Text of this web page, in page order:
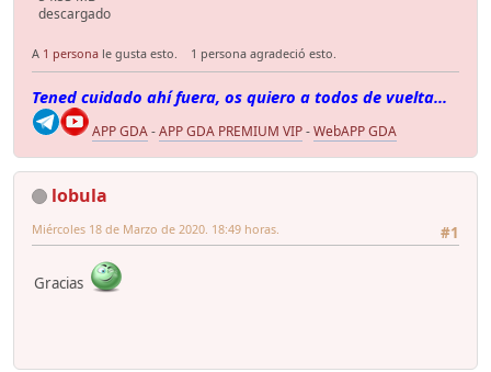
descargado
A 1 persona le gusta esto. 1 persona agradeció esto.
Tened cuidado ahí fuera, os quiero a todos de vuelta...
APP GDA-APP GDA PREMIUM VIP-WebAPP GDA
lobula
#1
Miércoles 18 de Marzo de 2020. 18:49 horas.
Gracias